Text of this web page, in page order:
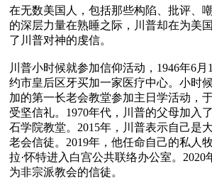
在无数美国人，包括那些构陷、批评、
的深层力量在熟睡之际，川普却在为美
了川普对神的虔信。
川普小时候就参加信仰活动，1946年6月
约市皇后区牙买加一家医疗中心。小时
加的第一长老会教堂参加主日学活动，
受坚信礼。1970年代，川普的父母加入
石学院教堂。2015年，川普表示自己是
老会信徒。2019年，他任命自己的私人
拉·怀特进入白宫公共联络办公室。2020
为非宗派教会的信徒。